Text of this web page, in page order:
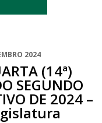
2024
(14ª)
SEGUNDO
DE 2024 –